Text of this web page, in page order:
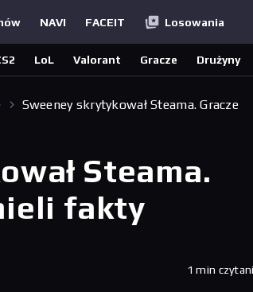
NAVI FACEIT Losowania
LoL Valorant Gracze Drużyny
Sweeney skrytykował Steama. Gracze
Steama.
fakty
1 min